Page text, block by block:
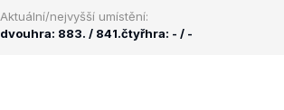
Aktuální/nejvyšší umístění:
dvouhra: 883. / 841.čtyřhra: - / -